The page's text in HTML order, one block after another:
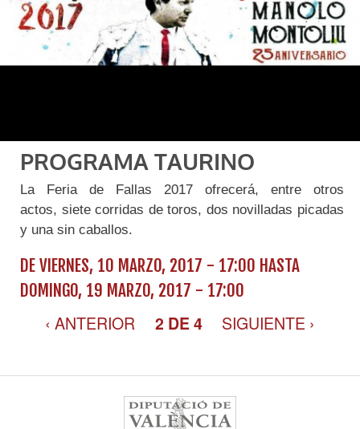
PROGRAMA TAURINO
La Feria de Fallas 2017 ofrecerá, entre otros
actos, siete corridas de toros, dos novilladas picadas
y una sin caballos.
DEVIERNES, 10 MARZO, 2017 - 17:00 HASTA
DOMINGO, 19 MARZO, 2017 - 17:00
‹ ANTERIOR 2 DE 4 SIGUIENTE ›